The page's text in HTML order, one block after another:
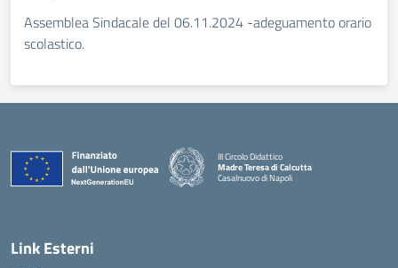
Assemblea Sindacale del 06.11.2024 -adeguamento orario
scolastico.
III Circolo Didattico
Madre Teresa di Calcutta
Casalnuovo di Napoli
— Visita la pagina iniziale della scuola
Link Esterni